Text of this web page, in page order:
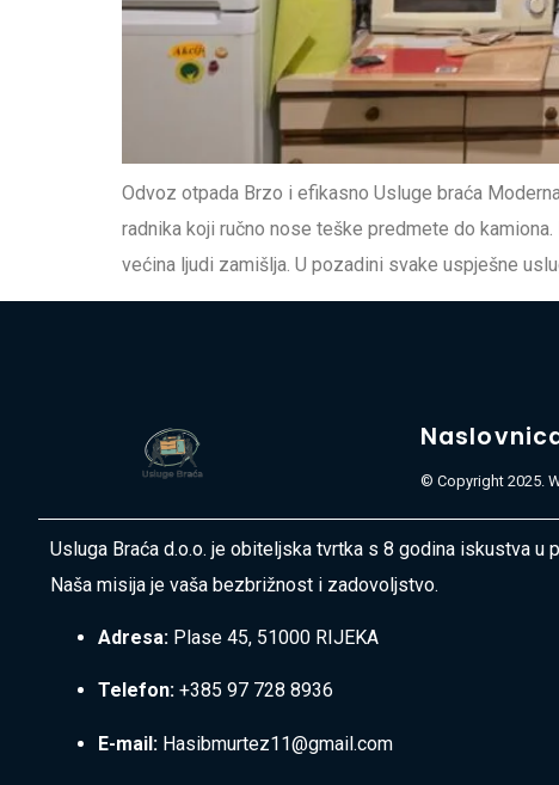
Odvoz otpada Brzo i efikasno Usluge braća
radnika koji ručno nose teške predmete do
većina ljudi zamišlja. U pozadini svake uspješne
© Copyright 2025.
Usluga Braća d.o.o. je obiteljska tvrtka s 8 godina iskustva
Naša misija je vaša bezbrižnost i zadovoljstvo.
Adresa: Plase 45, 51000 RIJEKA
Telefon: +385 97 728 8936
E-mail: Hasibmurtez11@gmail.com